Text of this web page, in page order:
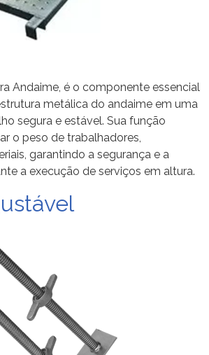
Andaime, é o componente essencial
metálica do andaime em uma
segura e estável. Sua função
o peso de trabalhadores,
garantindo a segurança e a
a execução de serviços em altura.